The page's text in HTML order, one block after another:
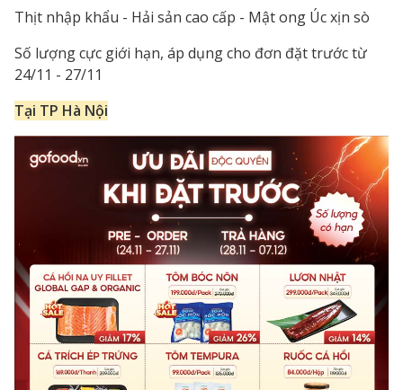
Thịt nhập khẩu - Hải sản cao cấp - Mật ong Úc xịn sò
Số lượng cực giới hạn, áp dụng cho đơn đặt trước từ
24/11 - 27/11
Tại TP Hà Nội